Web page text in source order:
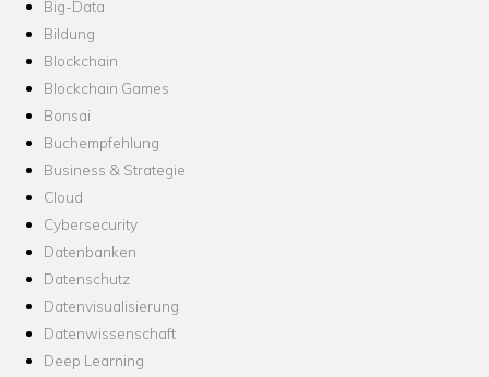
Big-Data
Bildung
Blockchain
Blockchain Games
Bonsai
Buchempfehlung
Business & Strategie
Cloud
Cybersecurity
Datenbanken
Datenschutz
Datenvisualisierung
Datenwissenschaft
Deep Learning